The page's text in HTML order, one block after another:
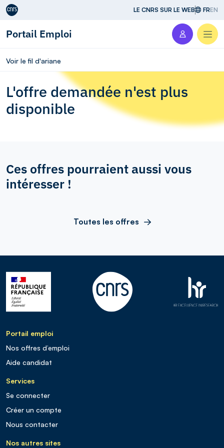
Aller au contenu LE CNRS SUR LE WEB FREN
Portail Emploi
Voir le fil d'ariane
L'offre demandée n'est plus
disponible
Ces offres pourraient aussi vous
intéresser !
Toutes les offres
Portail emploi
Nos offres d’emploi
Aide candidat
Services
Se connecter
Créer un compte
Nous contacter
Nos autres sites